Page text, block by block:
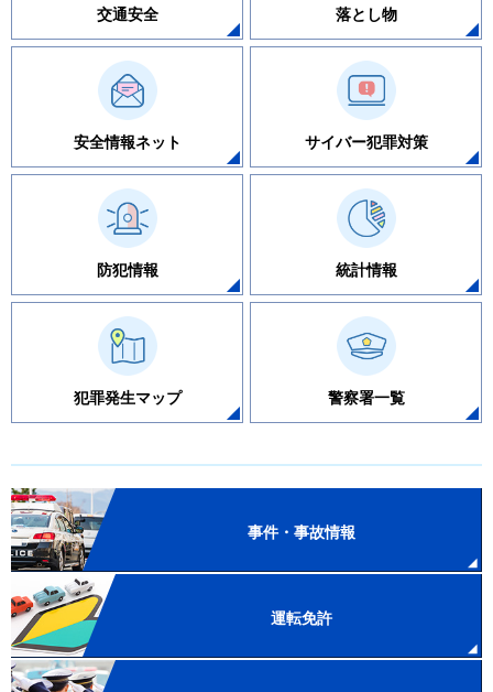
交通安全 落とし物
安全情報ネット サイバー犯罪対策
防犯情報 統計情報
犯罪発生マップ 警察署一覧
事件・事故情報
運転免許